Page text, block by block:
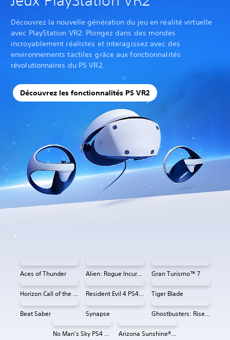
Découvrez la nouvelle génération du jeu en réalité virtuelle
avec PlayStation VR2. Plongez dans des mondes
incroyablement réalistes et interagissez avec des
environnements tactiles grâce aux fonctionnalités
révolutionnaires du PS VR2.
Découvrez les fonctionnalités PS VR2
Aces of Thunder Alien: Rogue Incursion VR Gran Turismo™ 7
Horizon Call of the Mountain™ Resident Evil 4 PS4 & PS5 Tiger Blade
Beat Saber Synapse Ghostbusters: Rise of the Ghost Lord
No Man's Sky PS4 & PS5 Arizona Sunshine® VR 2